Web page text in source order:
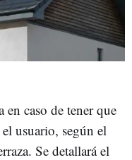
en caso de tener que
usuario, según el
Se detallará el